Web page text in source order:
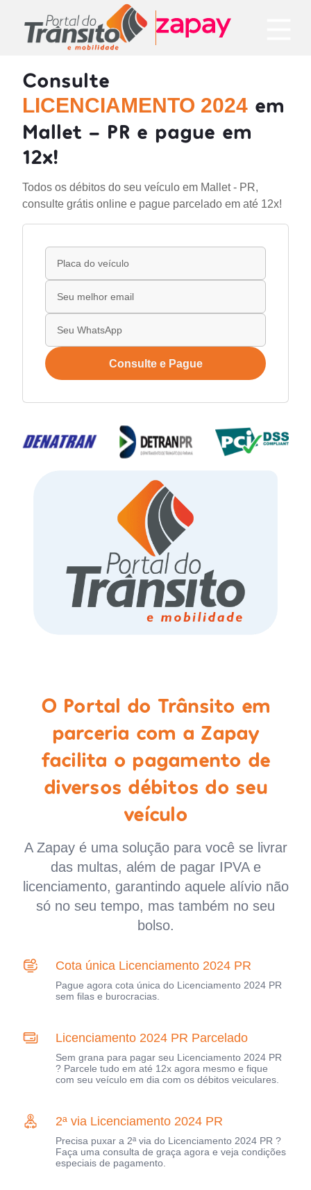
Consulte
LICENCIAMENTO 2024 em
Mallet - PR e pague em
12x!
Todos os débitos do seu veículo em Mallet - PR,
consulte grátis online e pague parcelado em até 12x!
Consulte e Pague
O Portal do Trânsito em
parceria com a Zapay
facilita o pagamento de
diversos débitos do seu
veículo
A Zapay é uma solução para você se livrar
das multas, além de pagar IPVA e
licenciamento, garantindo aquele alívio não
só no seu tempo, mas também no seu
bolso.
Cota única Licenciamento 2024 PR
Pague agora cota única do Licenciamento 2024 PR
sem filas e burocracias.
Licenciamento 2024 PR Parcelado
Sem grana para pagar seu Licenciamento 2024 PR
? Parcele tudo em até 12x agora mesmo e fique
com seu veículo em dia com os débitos veiculares.
2ª via Licenciamento 2024 PR
Precisa puxar a 2ª via do Licenciamento 2024 PR ?
Faça uma consulta de graça agora e veja condições
especiais de pagamento.